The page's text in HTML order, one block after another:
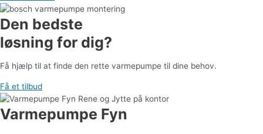
Den bedste
løsning for dig?
Få hjælp til at finde den rette varmepumpe til dine behov.
Få et tilbud
Varmepumpe Fyn